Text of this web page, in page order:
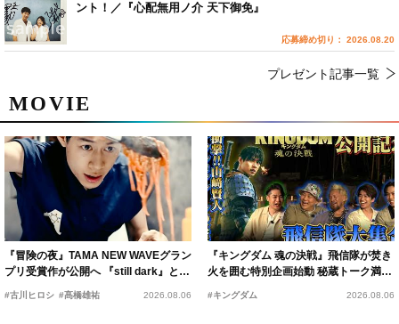
MOVIE
『冒険の夜』TAMA NEW WAVEグラン
プリ受賞作が公開へ 『still dark』と同
時上映決定
#古川ヒロシ #髙橋雄祐 2026.08.06
『キングダム 魂の決戦』飛信隊が焚き
火を囲む特別企画始動 秘蔵トーク満載
の“キングダムキャンプ”開催
#キングダム 2026.08.06
ント！／『心配無用ノ介 天下御免』
応募締め切り： 2026.08.20
プレゼント記事一覧